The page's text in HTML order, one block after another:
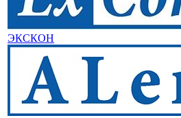
ЭКСКОН